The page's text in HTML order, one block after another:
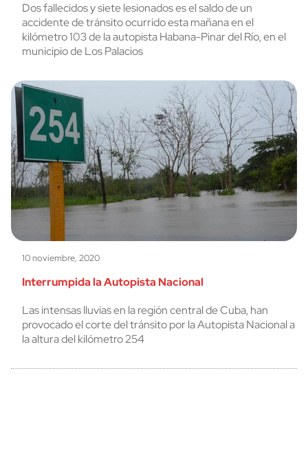
Dos fallecidos y siete lesionados es el saldo de un
accidente de tránsito ocurrido esta mañana en el
kilómetro 103 de la autopista Habana-Pinar del Río, en el
municipio de Los Palacios
10 noviembre, 2020
Interrumpida la Autopista Nacional
Las intensas lluvias en la región central de Cuba, han
provocado el corte del tránsito por la Autopista Nacional a
la altura del kilómetro 254